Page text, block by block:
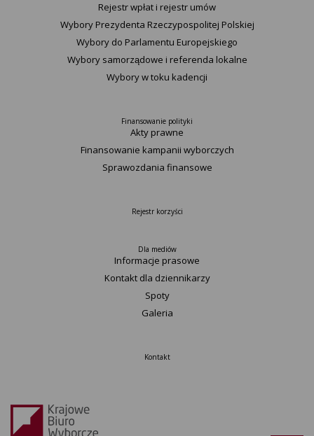
Rejestr wpłat i rejestr umów
Wybory Prezydenta Rzeczypospolitej Polskiej
Wybory do Parlamentu Europejskiego
Wybory samorządowe i referenda lokalne
Wybory w toku kadencji
Finansowanie polityki
Akty prawne
Finansowanie kampanii wyborczych
Sprawozdania finansowe
Rejestr korzyści
Dla mediów
Informacje prasowe
Kontakt dla dziennikarzy
Spoty
Galeria
Kontakt